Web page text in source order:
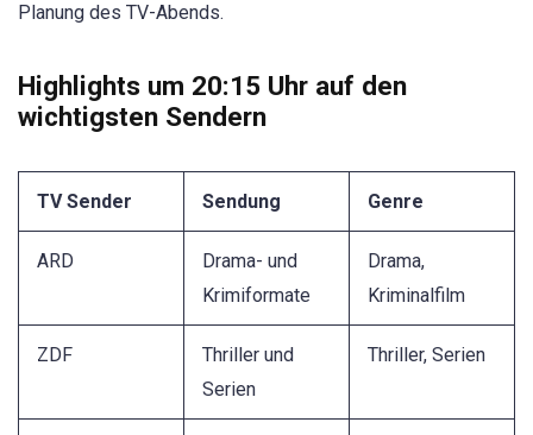
Planung des TV-Abends.
Highlights um 20:15 Uhr auf den
wichtigsten Sendern
TV Sender Sendung Genre
ARD
Drama- und
Krimiformate
Drama,
Kriminalfilm
ZDF
Thriller und
Serien
Thriller, Serien